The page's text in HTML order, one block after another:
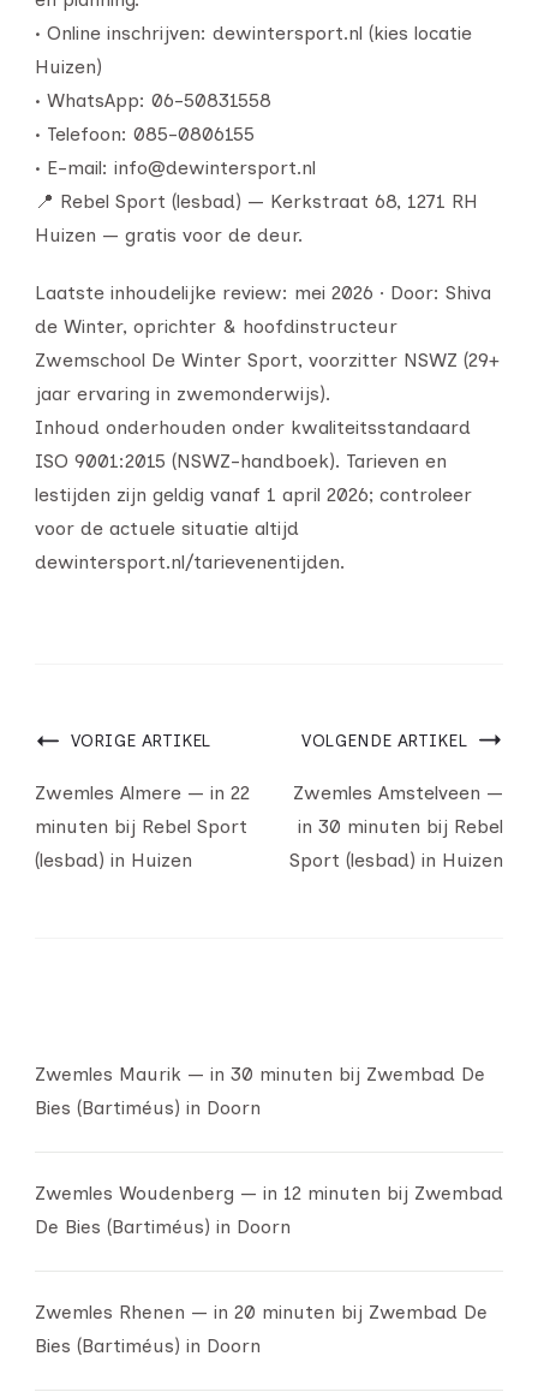
• Online inschrijven: dewintersport.nl (kies locatie
Huizen)
• WhatsApp: 06-50831558
• Telefoon: 085-0806155
• E-mail: info@dewintersport.nl
📍 Rebel Sport (lesbad) — Kerkstraat 68, 1271 RH
Huizen — gratis voor de deur.
Laatste inhoudelijke review: mei 2026 · Door: Shiva
de Winter, oprichter & hoofdinstructeur
Zwemschool De Winter Sport, voorzitter NSWZ (29+
jaar ervaring in zwemonderwijs).
Inhoud onderhouden onder kwaliteitsstandaard
ISO 9001:2015 (NSWZ-handboek). Tarieven en
lestijden zijn geldig vanaf 1 april 2026; controleer
voor de actuele situatie altijd
dewintersport.nl/tarievenentijden.
VORIGE ARTIKEL
Zwemles Almere — in 22
minuten bij Rebel Sport
(lesbad) in Huizen
VOLGENDE ARTIKEL
Zwemles Amstelveen —
in 30 minuten bij Rebel
Sport (lesbad) in Huizen
Zwemles Maurik — in 30 minuten bij Zwembad De
Bies (Bartiméus) in Doorn
Zwemles Woudenberg — in 12 minuten bij Zwembad
De Bies (Bartiméus) in Doorn
Zwemles Rhenen — in 20 minuten bij Zwembad De
Bies (Bartiméus) in Doorn